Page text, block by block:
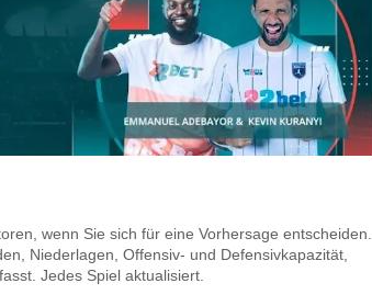
wenn Sie sich für eine Vorhersage entscheiden.
Niederlagen, Offensiv- und Defensivkapazität,
Jedes Spiel aktualisiert.